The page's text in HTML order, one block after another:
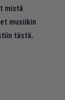
mistä
musiikin
tästä.